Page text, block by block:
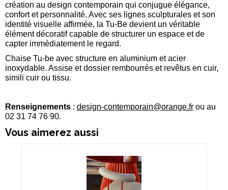
création au design contemporain qui conjugue élégance,
confort et personnalité. Avec ses lignes sculpturales et son
identité visuelle affirmée, la Tu-Be devient un véritable
élément décoratif capable de structurer un espace et de
capter immédiatement le regard.
Chaise Tu-be avec structure en aluminium et acier
inoxydable. Assise et dossier rembourrés et revêtus en cuir,
simili cuir ou tissu.
Renseignements : design-contemporain@orange.fr ou au
02 31 74 76 90.
Vous aimerez aussi